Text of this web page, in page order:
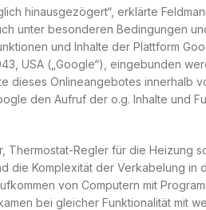
hinausgezögert“, erklärte
unter besonderen Bedingungen
und Inhalte der Plattform
USA („Google“), eingebunden
dieses Onlineangebotes innerhalb
den Aufruf der o.g. Inhalte und
Thermostat-Regler für die Heizung
die Komplexität der Verkabelung in
von Computern mit
bei gleicher Funktionalität mit